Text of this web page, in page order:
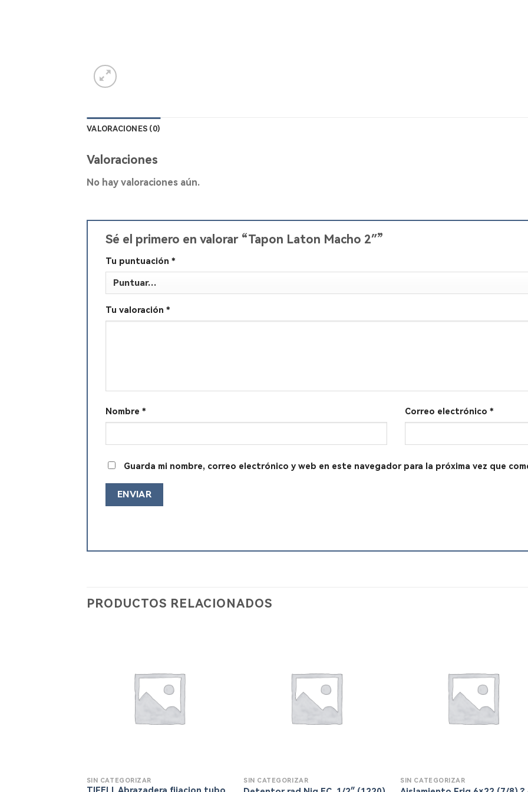
VALORACIONES (0)
Valoraciones
No hay valoraciones aún.
Sé el primero en valorar “Tapon Laton Macho 2″”
Tu puntuación *
Tu valoración *
Nombre * Correo electrónico *
Guarda mi nombre, correo electrónico y web en este navegador para la próxima vez que
PRODUCTOS RELACIONADOS
SIN CATEGORIZAR SIN CATEGORIZAR SIN CATEGORIZAR